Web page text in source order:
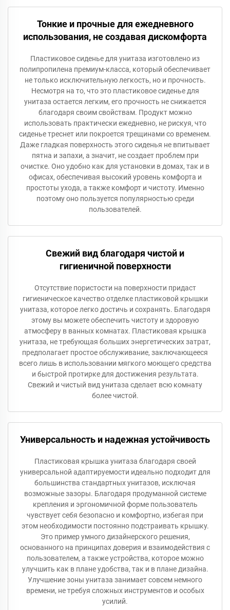
Тонкие и прочные для ежедневного
использования, не создавая дискомфорта
Пластиковое сиденье для унитаза изготовлено из
полипропилена премиум-класса, который обеспечивает
не только исключительную легкость, но и прочность.
Несмотря на то, что это пластиковое сиденье для
унитаза остается легким, его прочность не снижается
благодаря своим свойствам. Продукт можно
использовать практически ежедневно, не рискуя, что
сиденье треснет или покроется трещинами со временем.
Даже гладкая поверхность этого сиденья не впитывает
пятна и запахи, а значит, не создает проблем при
очистке. Оно удобно как для установки в домах, так и в
офисах, обеспечивая высокий уровень комфорта и
простоты ухода, а также комфорт и чистоту. Именно
поэтому оно пользуется популярностью среди
пользователей.
Свежий вид благодаря чистой и
гигиеничной поверхности
Отсутствие пористости на поверхности придаст
гигиеническое качество отделке пластиковой крышки
унитаза, которое легко достичь и сохранять. Благодаря
этому вы можете обеспечить чистоту и здоровую
атмосферу в ванных комнатах. Пластиковая крышка
унитаза, не требующая больших энергетических затрат,
предполагает простое обслуживание, заключающееся
всего лишь в использовании мягкого моющего средства
и быстрой протирке для достижения результата.
Свежий и чистый вид унитаза сделает всю комнату
более чистой.
Универсальность и надежная устойчивость
Пластиковая крышка унитаза благодаря своей
универсальной адаптируемости идеально подходит для
большинства стандартных унитазов, исключая
возможные зазоры. Благодаря продуманной системе
крепления и эргономичной форме пользователь
чувствует себя безопасно и комфортно, избегая при
этом необходимости постоянно подстраивать крышку.
Это пример умного дизайнерского решения,
основанного на принципах доверия и взаимодействия с
пользователем, а также устройства, которое можно
улучшить как в плане удобства, так и в плане дизайна.
Улучшение зоны унитаза занимает совсем немного
времени, не требуя сложных инструментов и особых
усилий.